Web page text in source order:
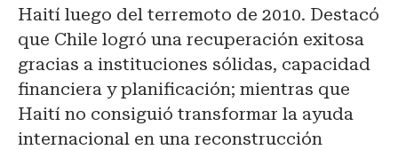
Haití luego del terremoto de 2010. Destacó
que Chile logró una recuperación exitosa
gracias a instituciones sólidas, capacidad
financiera y planificación; mientras que
Haití no consiguió transformar la ayuda
internacional en una reconstrucción